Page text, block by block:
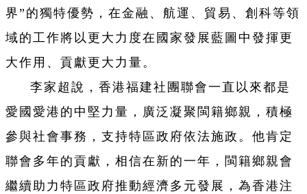
界”的獨特優勢，在金融、航運、貿易、創科等領
域的工作將以更大力度在國家發展藍圖中發揮更
大作用、貢獻更大力量。
李家超說，香港福建社團聯會一直以來都是
愛國愛港的中堅力量，廣泛凝聚閩籍鄉親，積極
參與社會事務，支持特區政府依法施政。他肯定
聯會多年的貢獻，相信在新的一年，閩籍鄉親會
繼續助力特區政府推動經濟多元發展，為香港注